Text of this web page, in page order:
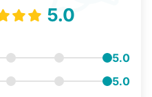
5.0
5.0
5.0